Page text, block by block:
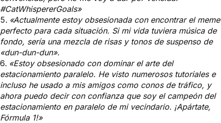
#CatWhispererGoals»
«Actualmente estoy obsesionada con encontrar el meme
perfecto para cada situación. Si mi vida tuviera música de
fondo, sería una mezcla de risas y tonos de suspenso de
«dun-dun-dun».
«Estoy obsesionado con dominar el arte del
estacionamiento paralelo. He visto numerosos tutoriales e
incluso he usado a mis amigos como conos de tráfico, y
ahora puedo decir con confianza que soy el campeón del
estacionamiento en paralelo de mi vecindario. ¡Apártate,
Fórmula 1!»